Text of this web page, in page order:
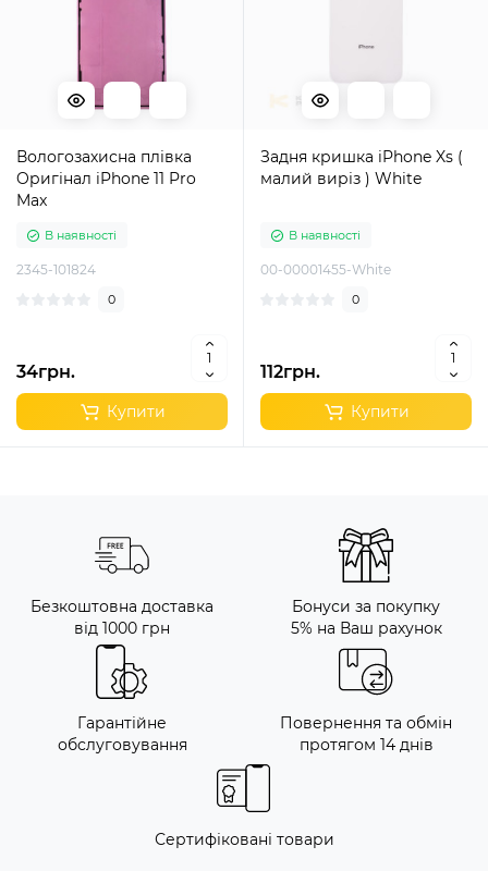
Вологозахисна плівка
Oригінал iPhone 11 Pro
Max
В наявності
2345-101824
0
34грн.
Купити
Задня кришка iPhone Xs (
малий виріз ) White
В наявності
00-00001455-White
0
112грн.
Купити
Безкоштовна доставка
від 1000 грн
Бонуси за покупку
5% на Ваш рахунок
Гарантійне
обслуговування
Повернення та обмін
протягом 14 днів
Сертифіковані товари